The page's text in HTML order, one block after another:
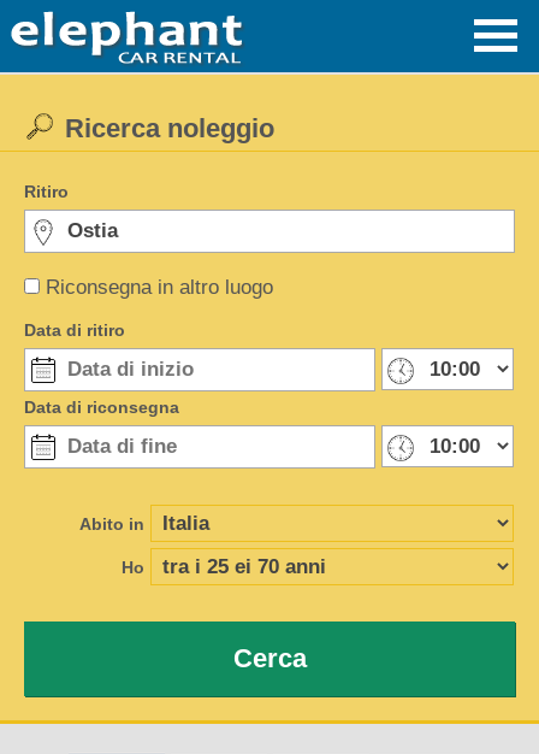
Riconsegna in altro luogo
Ricerca noleggio
Ritiro
Data di ritiro
Data di riconsegna
Abito in
Ho
Cerca